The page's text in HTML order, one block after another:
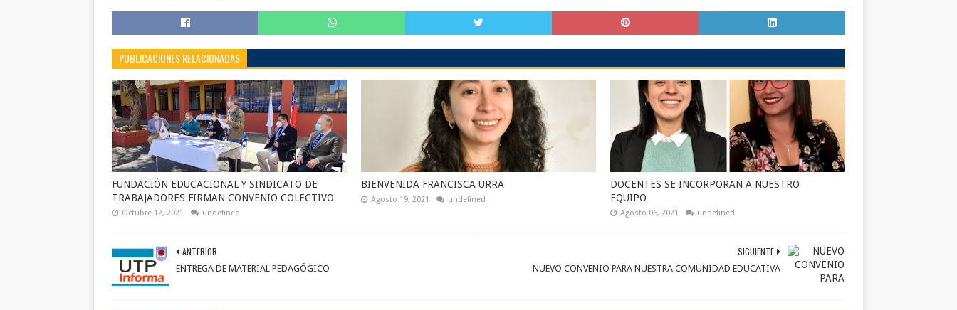
PUBLICACIONES RELACIONADAS
FUNDACIÓN EDUCACIONAL Y SINDICATO DE
TRABAJADORES FIRMAN CONVENIO COLECTIVO
Octubre 12, 2021 undefined
BIENVENIDA FRANCISCA URRA
Agosto 19, 2021 undefined
DOCENTES SE INCORPORAN A NUESTRO
EQUIPO
Agosto 06, 2021 undefined
SIGUIENTE
NUEVO CONVENIO PARA NUESTRA COMUNIDAD EDUCATIVA
ANTERIOR
ENTREGA DE MATERIAL PEDAGÓGICO